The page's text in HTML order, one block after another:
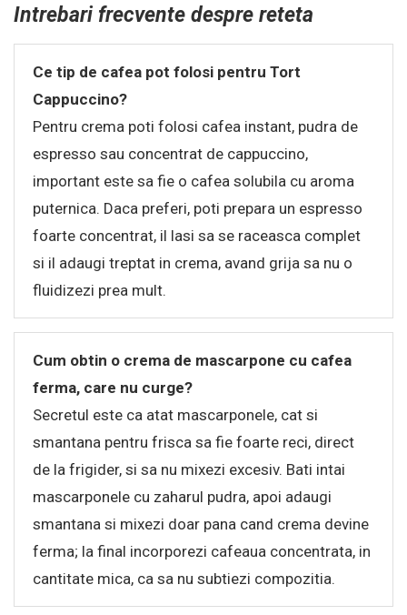
Intrebari frecvente despre reteta
Ce tip de cafea pot folosi pentru Tort
Cappuccino?
Pentru crema poti folosi cafea instant, pudra de
espresso sau concentrat de cappuccino,
important este sa fie o cafea solubila cu aroma
puternica. Daca preferi, poti prepara un espresso
foarte concentrat, il lasi sa se raceasca complet
si il adaugi treptat in crema, avand grija sa nu o
fluidizezi prea mult.
Cum obtin o crema de mascarpone cu cafea
ferma, care nu curge?
Secretul este ca atat mascarponele, cat si
smantana pentru frisca sa fie foarte reci, direct
de la frigider, si sa nu mixezi excesiv. Bati intai
mascarponele cu zaharul pudra, apoi adaugi
smantana si mixezi doar pana cand crema devine
ferma; la final incorporezi cafeaua concentrata, in
cantitate mica, ca sa nu subtiezi compozitia.